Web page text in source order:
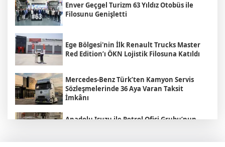
Enver Geçgel Turizm 63 Yıldız Otobüs ile
Filosunu Genişletti
Ege Bölgesi'nin İlk Renault Trucks Master
Red Edition’ı ÖKN Lojistik Filosuna Katıldı
Mercedes-Benz Türk’ten Kamyon Servis
Sözleşmelerinde 36 Aya Varan Taksit
İmkânı
Anadolu Isuzu ile Petrol Ofisi Grubu’nun